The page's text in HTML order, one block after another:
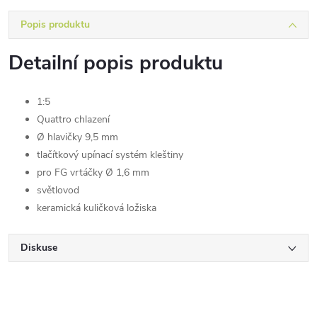
Popis produktu
Detailní popis produktu
1:5
Quattro chlazení
Ø hlavičky 9,5 mm
tlačítkový upínací systém kleštiny
pro FG vrtáčky Ø 1,6 mm
světlovod
keramická kuličková ložiska
Diskuse